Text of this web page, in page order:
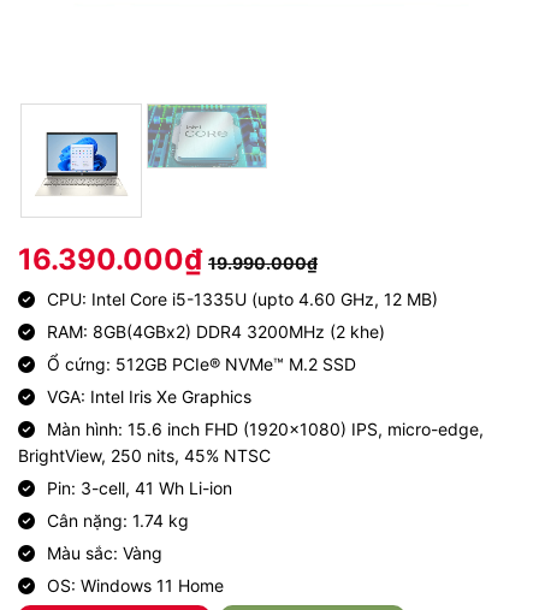
16.390.000₫ 19.990.000₫
CPU: Intel Core i5-1335U (upto 4.60 GHz, 12 MB)
RAM: 8GB(4GBx2) DDR4 3200MHz (2 khe)
Ổ cứng: 512GB PCIe® NVMe™ M.2 SSD
VGA: Intel Iris Xe Graphics
Màn hình: 15.6 inch FHD (1920×1080) IPS, micro-edge,
BrightView, 250 nits, 45% NTSC
Pin: 3-cell, 41 Wh Li-ion
Cân nặng: 1.74 kg
Màu sắc: Vàng
OS: Windows 11 Home